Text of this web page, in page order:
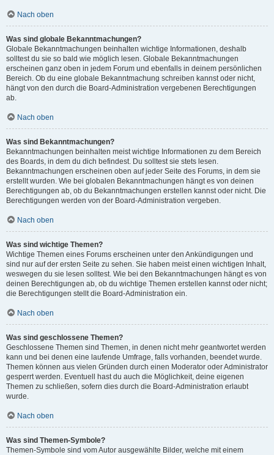
Nach oben
Was sind globale Bekanntmachungen?
Globale Bekanntmachungen beinhalten wichtige Informationen, deshalb
solltest du sie so bald wie möglich lesen. Globale Bekanntmachungen
erscheinen ganz oben in jedem Forum und ebenfalls in deinem persönlichen
Bereich. Ob du eine globale Bekanntmachung schreiben kannst oder nicht,
hängt von den durch die Board-Administration vergebenen Berechtigungen
ab.
Nach oben
Was sind Bekanntmachungen?
Bekanntmachungen beinhalten meist wichtige Informationen zu dem Bereich
des Boards, in dem du dich befindest. Du solltest sie stets lesen.
Bekanntmachungen erscheinen oben auf jeder Seite des Forums, in dem sie
erstellt wurden. Wie bei globalen Bekanntmachungen hängt es von deinen
Berechtigungen ab, ob du Bekanntmachungen erstellen kannst oder nicht. Die
Berechtigungen werden von der Board-Administration vergeben.
Nach oben
Was sind wichtige Themen?
Wichtige Themen eines Forums erscheinen unter den Ankündigungen und
sind nur auf der ersten Seite zu sehen. Sie haben meist einen wichtigen Inhalt,
weswegen du sie lesen solltest. Wie bei den Bekanntmachungen hängt es von
deinen Berechtigungen ab, ob du wichtige Themen erstellen kannst oder nicht;
die Berechtigungen stellt die Board-Administration ein.
Nach oben
Was sind geschlossene Themen?
Geschlossene Themen sind Themen, in denen nicht mehr geantwortet werden
kann und bei denen eine laufende Umfrage, falls vorhanden, beendet wurde.
Themen können aus vielen Gründen durch einen Moderator oder Administrator
gesperrt werden. Eventuell hast du auch die Möglichkeit, deine eigenen
Themen zu schließen, sofern dies durch die Board-Administration erlaubt
wurde.
Nach oben
Was sind Themen-Symbole?
Themen-Symbole sind vom Autor ausgewählte Bilder, welche mit einem